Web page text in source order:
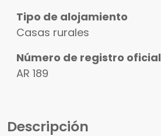
Tipo de alojamiento
Casas rurales
Número de registro oficial
AR 189
Descripción